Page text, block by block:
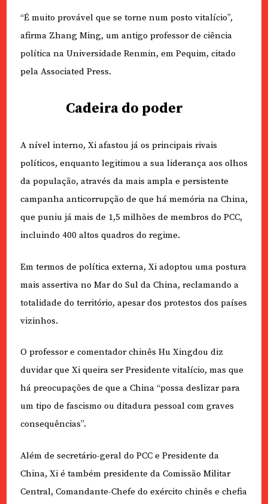
“É muito provável que se torne num posto vitalício”,
afirma Zhang Ming, um antigo professor de ciência
política na Universidade Renmin, em Pequim, citado
pela Associated Press.
Cadeira do poder
A nível interno, Xi afastou já os principais rivais
políticos, enquanto legitimou a sua liderança aos olhos
da população, através da mais ampla e persistente
campanha anticorrupção de que há memória na China,
que puniu já mais de 1,5 milhões de membros do PCC,
incluindo 400 altos quadros do regime.
Em termos de política externa, Xi adoptou uma postura
mais assertiva no Mar do Sul da China, reclamando a
totalidade do território, apesar dos protestos dos países
vizinhos.
O professor e comentador chinês Hu Xingdou diz
duvidar que Xi queira ser Presidente vitalício, mas que
há preocupações de que a China “possa deslizar para
um tipo de fascismo ou ditadura pessoal com graves
consequências”.
Além de secretário-geral do PCC e Presidente da
China, Xi é também presidente da Comissão Militar
Central, Comandante-Chefe do exército chinês e chefia